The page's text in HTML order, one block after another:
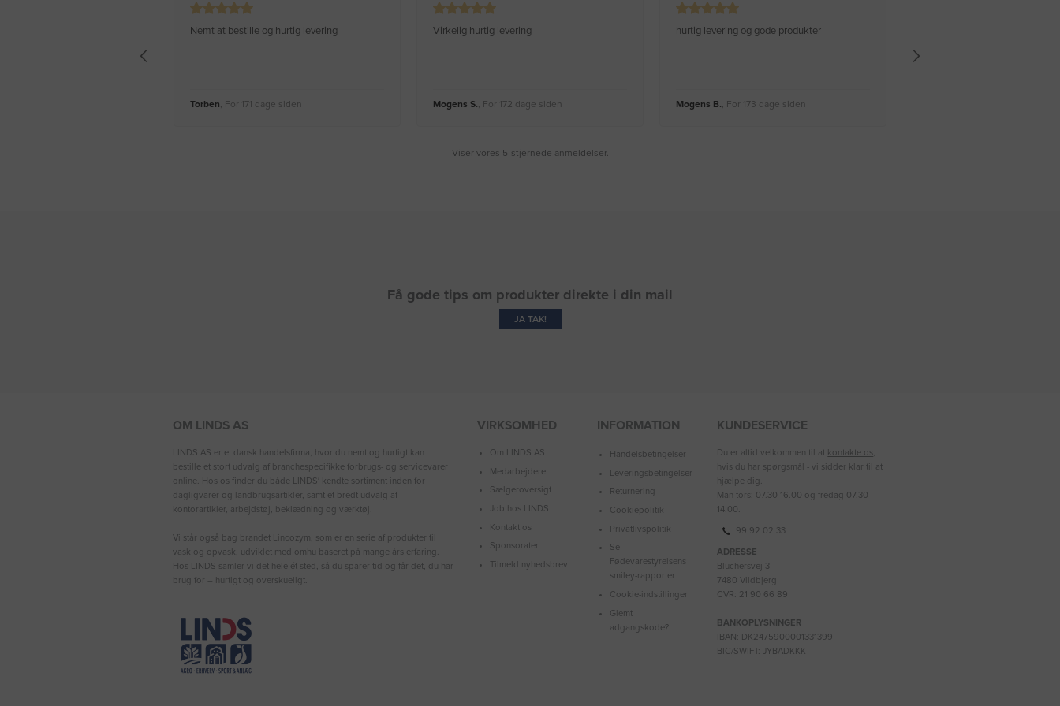
Nemt at bestille og hurtig levering
Torben, For 171 dage siden
Virkelig hurtig levering
Mogens S., For 172 dage siden
hurtig levering og gode produkter
Mogens B., For 173 dage siden
Viser vores 5-stjernede anmeldelser.
Få gode tips om produkter direkte i din mail
JA TAK!
OM LINDS AS
LINDS AS er et dansk handelsfirma, hvor du nemt og hurtigt kan
bestille et stort udvalg af branchespecifikke forbrugs- og servicevarer
online. Hos os finder du både LINDS′ kendte sortiment inden for
dagligvarer og landbrugsartikler, samt et bredt udvalg af
kontorartikler, arbejdstøj, beklædning og værktøj.
Vi står også bag brandet Lincozym, som er en serie af produkter til
vask og opvask, udviklet med omhu baseret på mange års erfaring.
Hos LINDS samler vi det hele ét sted, så du sparer tid og får det, du har
brug for – hurtigt og overskueligt.
VIRKSOMHED
Om LINDS AS
Medarbejdere
Sælgeroversigt
Job hos LINDS
Kontakt os
Sponsorater
Tilmeld nyhedsbrev
INFORMATION
Handelsbetingelser
Leveringsbetingelser
Returnering
Cookiepolitik
Privatlivspolitik
Se
Fødevarestyrelsens
smiley-rapporter
Cookie-indstillinger
Glemt
adgangskode?
KUNDESERVICE
Du er altid velkommen til at kontakte os,
hvis du har spørgsmål - vi sidder klar til at
hjælpe dig.
Man-tors: 07.30-16.00 og fredag 07.30-
14.00.
99 92 02 33
ADRESSE
Blüchersvej 3
7480 Vildbjerg
CVR: 21 90 66 89
BANKOPLYSNINGER
IBAN: DK2475900001331399
BIC/SWIFT: JYBADKKK